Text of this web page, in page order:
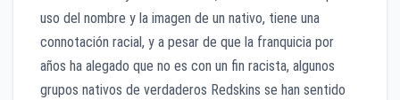
uso del nombre y la imagen de un nativo, tiene una
connotación racial, y a pesar de que la franquicia por
años ha alegado que no es con un fin racista, algunos
grupos nativos de verdaderos Redskins se han sentido